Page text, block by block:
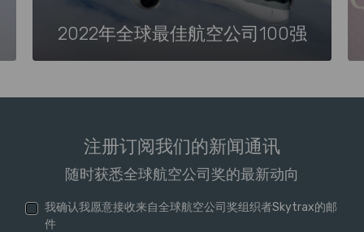
2022年全球最佳航空公司100强
注册订阅我们的新闻通讯
随时获悉全球航空公司奖的最新动向
我确认我愿意接收来自全球航空公司奖组织者Skytrax的邮
件